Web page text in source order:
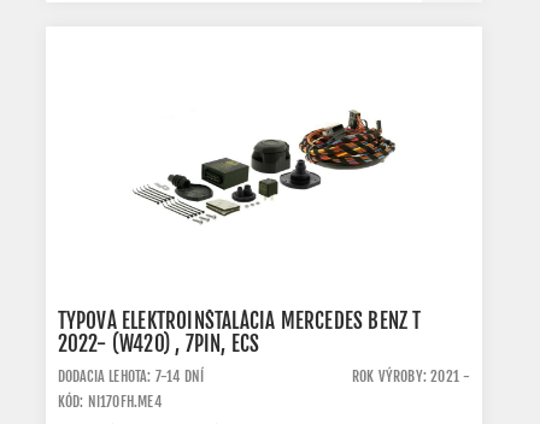
TYPOVÁ ELEKTROINŠTALÁCIA MERCEDES BENZ T
2022- (W420) , 7PIN, ECS
DODACIA LEHOTA: 7-14 DNÍ
ROK VÝROBY: 2021 -
KÓD: NI170FH.ME4